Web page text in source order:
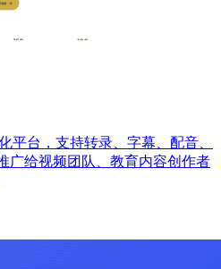
平台，支持转录、字幕、配音、
广给视频团队、教育内容创作者